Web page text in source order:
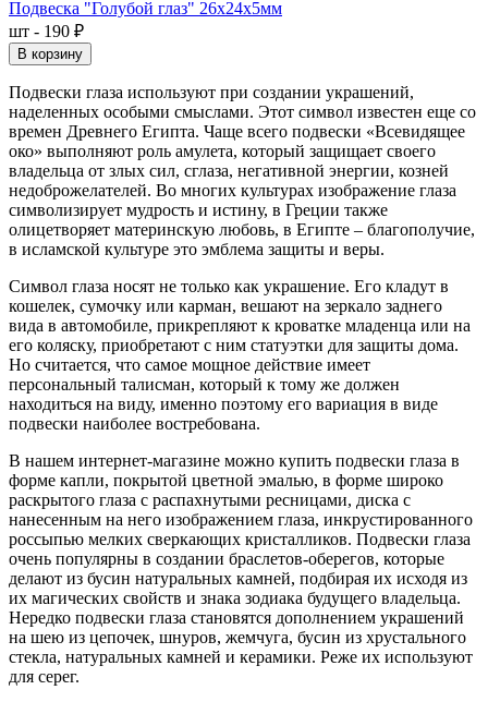
Подвеска "Голубой глаз" 26x24x5мм
шт - 190 ₽
В корзину
Подвески глаза используют при создании украшений,
наделенных особыми смыслами. Этот символ известен еще со
времен Древнего Египта. Чаще всего подвески «Всевидящее
око» выполняют роль амулета, который защищает своего
владельца от злых сил, сглаза, негативной энергии, козней
недоброжелателей. Во многих культурах изображение глаза
символизирует мудрость и истину, в Греции также
олицетворяет материнскую любовь, в Египте – благополучие,
в исламской культуре это эмблема защиты и веры.
Символ глаза носят не только как украшение. Его кладут в
кошелек, сумочку или карман, вешают на зеркало заднего
вида в автомобиле, прикрепляют к кроватке младенца или на
его коляску, приобретают с ним статуэтки для защиты дома.
Но считается, что самое мощное действие имеет
персональный талисман, который к тому же должен
находиться на виду, именно поэтому его вариация в виде
подвески наиболее востребована.
В нашем интернет-магазине можно купить подвески глаза в
форме капли, покрытой цветной эмалью, в форме широко
раскрытого глаза с распахнутыми ресницами, диска с
нанесенным на него изображением глаза, инкрустированного
россыпью мелких сверкающих кристалликов. Подвески глаза
очень популярны в создании браслетов-оберегов, которые
делают из бусин натуральных камней, подбирая их исходя из
их магических свойств и знака зодиака будущего владельца.
Нередко подвески глаза становятся дополнением украшений
на шею из цепочек, шнуров, жемчуга, бусин из хрустального
стекла, натуральных камней и керамики. Реже их используют
для серег.